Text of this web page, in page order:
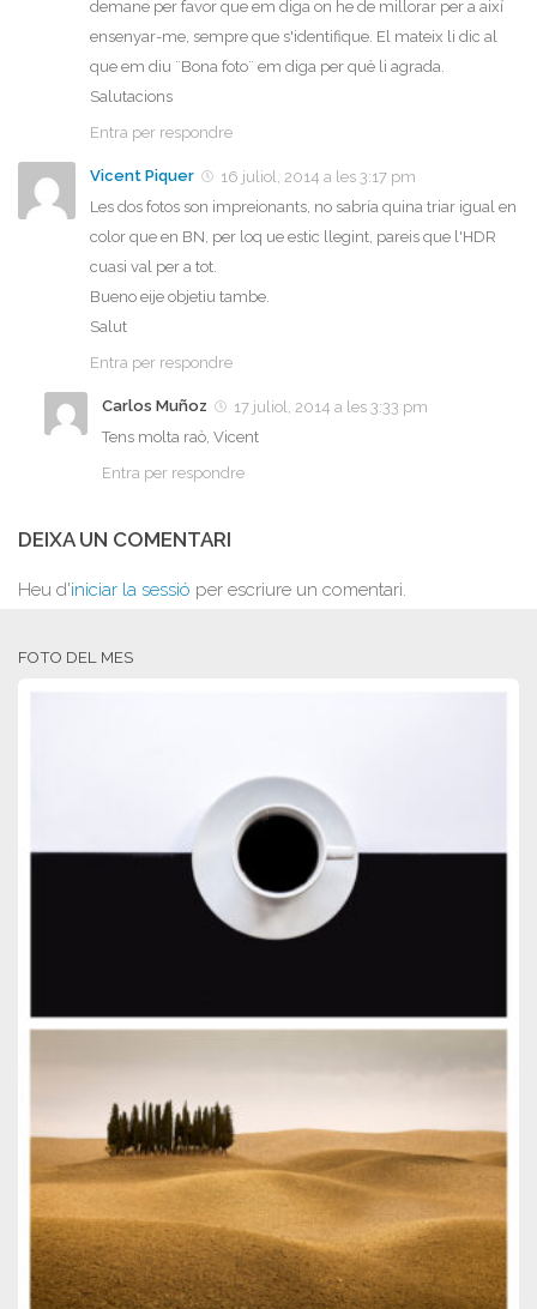
demane per favor que em diga on he de millorar per a així
ensenyar-me, sempre que s'identifique. El mateix li dic al
que em diu ¨Bona foto¨ em diga per què li agrada.
Salutacions
Entra per respondre
Vicent Piquer
16 juliol, 2014 a les 3:17 pm
Les dos fotos son impreionants, no sabría quina triar igual en
color que en BN, per loq ue estic llegint, pareis que l'HDR
cuasi val per a tot.
Bueno eije objetiu tambe.
Salut
Entra per respondre
Carlos Muñoz
17 juliol, 2014 a les 3:33 pm
Tens molta raò, Vicent
Entra per respondre
DEIXA UN COMENTARI
Heu d'iniciar la sessió per escriure un comentari.
FOTO DEL MES